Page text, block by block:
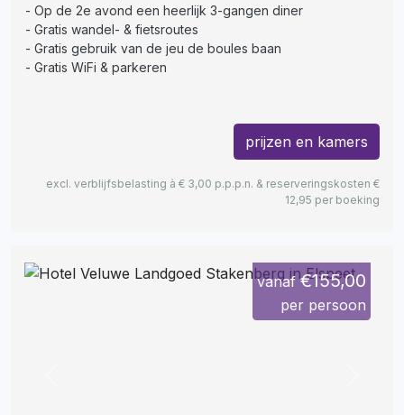
Op de 2e avond een heerlijk 3-gangen diner
Gratis wandel- & fietsroutes
Gratis gebruik van de jeu de boules baan
Gratis WiFi & parkeren
prijzen en kamers
excl. verblijfsbelasting à € 3,00 p.p.p.n. & reserveringskosten €
12,95 per boeking
vanaf€155,00
per persoon